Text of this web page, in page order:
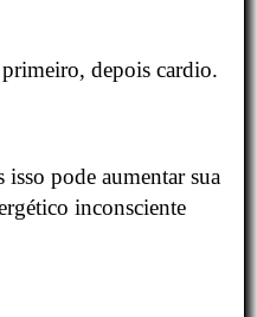
depois cardio.
pode aumentar sua
inconsciente